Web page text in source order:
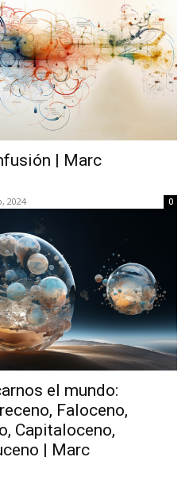
| Marc
2024 0
el mundo:
Faloceno,
Capitaloceno,
| Marc